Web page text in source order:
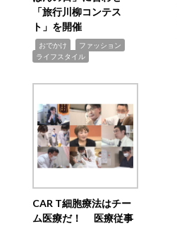
「旅行川柳コンテス
ト」を開催
おでかけ ファッション
ライフスタイル
CAR T細胞療法はチー
ム医療だ！ 医療従事